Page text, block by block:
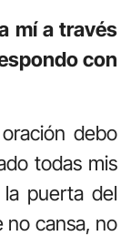
mí a través
con
debo
todas mis
puerta del
no cansa, no